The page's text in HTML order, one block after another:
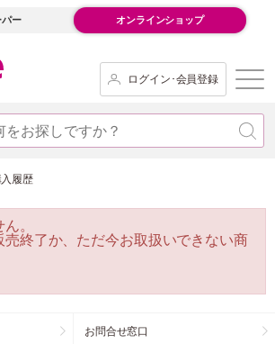
ー オンラインショップ
ログイン･会員登録
履歴
。
売終了か、ただ今お取扱いできない商
お問合せ窓口